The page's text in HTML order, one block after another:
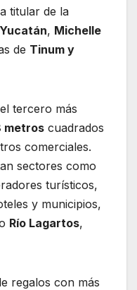
titular de la
Yucatán, Michelle
de Tinum y
tercero más
metros cuadrados
comerciales.
sectores como
turísticos,
y municipios,
Río Lagartos,
regalos con más